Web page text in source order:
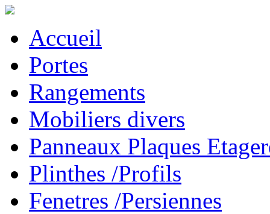
Accueil
Portes
Rangements
Mobiliers divers
Panneaux Plaques
Plinthes /Profils
Fenetres /Persiennes